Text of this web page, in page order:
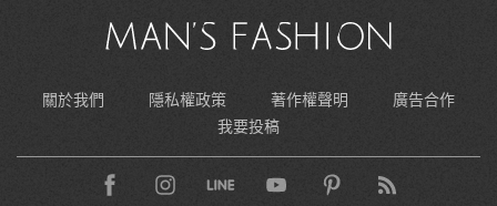
關於我們 隱私權政策 著作權聲明
廣告合作
我要投稿